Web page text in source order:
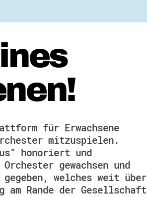
für Erwachsene
mitzuspielen.
honoriert und
gewachsen und
welches weit über
Rande der Gesellschaft